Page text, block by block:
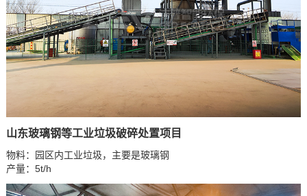
山东玻璃钢等工业垃圾破碎处置项目
物料：园区内工业垃圾，主要是玻璃钢
产量：5t/h